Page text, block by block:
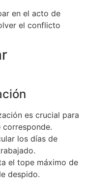
en el acto de
el conflicto
es crucial para
corresponde.
los días de
el tope máximo de
despido.